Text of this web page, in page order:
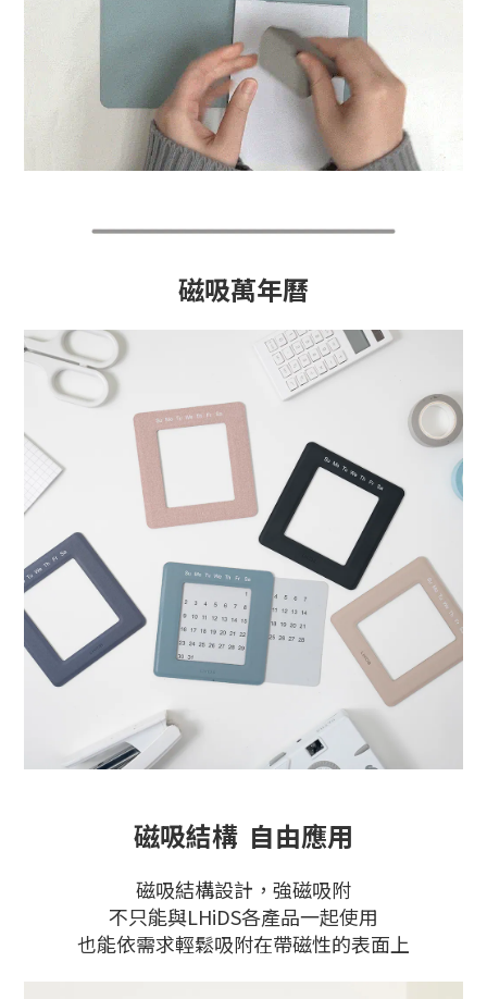
磁吸萬年曆
磁吸結構 自由應用
磁吸結構設計，強磁吸附
不只能與LHiDS各產品一起使用
也能依需求輕鬆吸附在帶磁性的表面上